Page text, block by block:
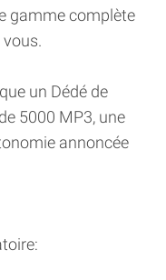
gamme complète
un Dédé de
5000 MP3, une
annoncée